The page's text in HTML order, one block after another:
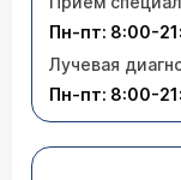
Пн-пт: 8:00-
Лучевая
Пн-пт: 8:00-